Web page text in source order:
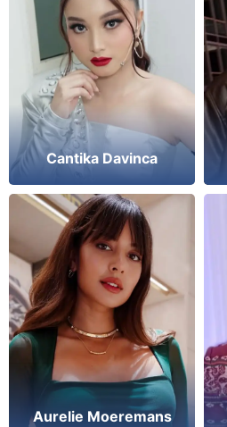
Cantika Davinca
Aurelie Moeremans